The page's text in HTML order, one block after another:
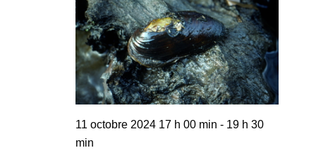
11 octobre 2024 17 h 00 min - 19 h 30
min